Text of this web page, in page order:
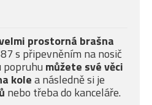
prostorná brašna
s připevněním na nosič
popruhu můžete své věci
kolea následně si je
nebo třeba do kanceláře.